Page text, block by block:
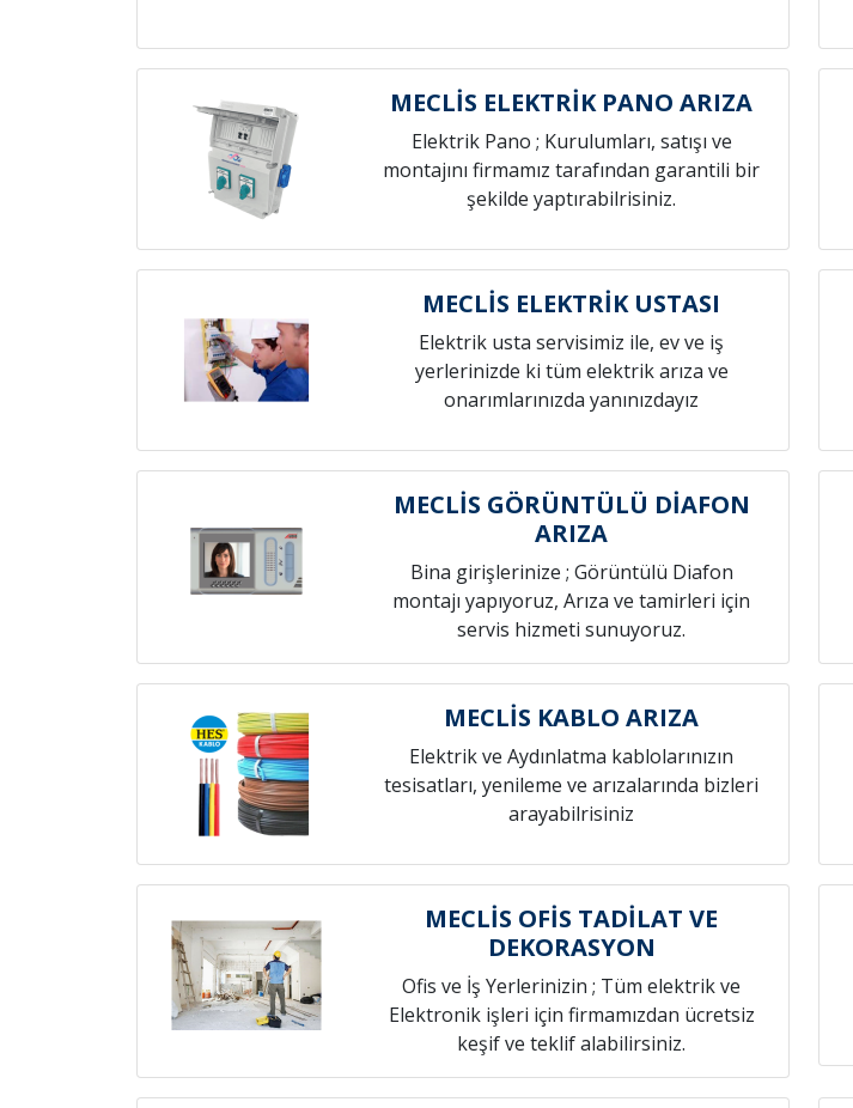
MECLİS ELEKTRİK PANO ARIZA
Elektrik Pano ; Kurulumları, satışı ve
montajını firmamız tarafından garantili bir
şekilde yaptırabilrisiniz.
MECLİS ELEKTRİK USTASI
Elektrik usta servisimiz ile, ev ve iş
yerlerinizde ki tüm elektrik arıza ve
onarımlarınızda yanınızdayız
MECLİS GÖRÜNTÜLÜ DİAFON
ARIZA
Bina girişlerinize ; Görüntülü Diafon
montajı yapıyoruz, Arıza ve tamirleri için
servis hizmeti sunuyoruz.
MECLİS KABLO ARIZA
Elektrik ve Aydınlatma kablolarınızın
tesisatları, yenileme ve arızalarında bizleri
arayabilrisiniz
MECLİS OFİS TADİLAT VE
DEKORASYON
Ofis ve İş Yerlerinizin ; Tüm elektrik ve
Elektronik işleri için firmamızdan ücretsiz
keşif ve teklif alabilirsiniz.